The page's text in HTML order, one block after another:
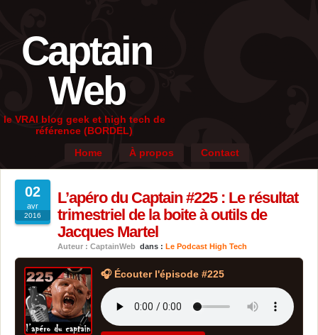
Captain
Web
le VRAI blog geek et high tech de
référence (BORDEL)
Home
À propos Contact
02
avr
2016
L’apéro du Captain #225 : Le résultat
trimestriel de la boite à outils de
Jacques Martel
Auteur : CaptainWeb dans : Le Podcast High Tech
🎧 Écouter l'épisode #225